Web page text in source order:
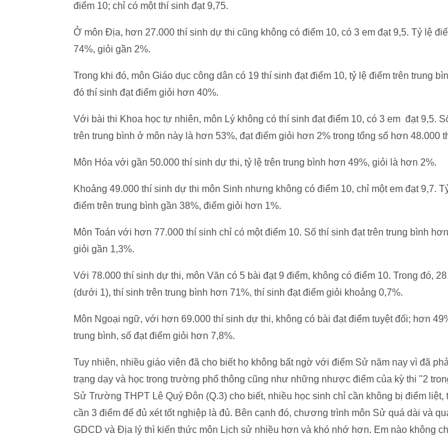
điểm 10; chỉ có một thí sinh đạt 9,75.
Ở môn Địa, hơn 27.000 thí sinh dự thi cũng không có điểm 10, có 3 em đạt 9,5. Tỷ lệ
74%, giỏi gần 2%.
Trong khi đó, môn Giáo dục công dân có 19 thí sinh đạt điểm 10, tỷ lệ điểm trên trung
đó thí sinh đạt điểm giỏi hơn 40%.
Với bài thi Khoa học tự nhiên, môn Lý không có thí sinh đạt điểm 10, có 3 em đạt 9,5.
trên trung bình ở môn này là hơn 53%, đạt điểm giỏi hơn 2% trong tổng số hơn 48.000
Môn Hóa với gần 50.000 thí sinh dự thi, tỷ lệ trên trung bình hơn 49%, giỏi là hơn 2%.
Khoảng 49.000 thí sinh dự thi môn Sinh nhưng không có điểm 10, chỉ một em đạt 9,7.
điểm trên trung bình gần 38%, điểm giỏi hơn 1%.
Môn Toán với hơn 77.000 thí sinh chỉ có một điểm 10. Số thí sinh đạt trên trung bình
giỏi gần 1,3%.
Với 78.000 thí sinh dự thi, môn Văn có 5 bài đạt 9 điểm, không có điểm 10. Trong đó,
(dưới 1), thí sinh trên trung bình hơn 71%, thí sinh đạt điểm giỏi khoảng 0,7%.
Môn Ngoại ngữ, với hơn 69.000 thí sinh dự thi, không có bài đạt điểm tuyệt đối; hơn
trung bình, số đạt điểm giỏi hơn 7,8%.
Tuy nhiên, nhiều giáo viên đã cho biết họ không bất ngờ với điểm Sử năm nay vì đã
trạng dạy và học trong trường phổ thông cũng như những nhược điểm của kỳ thi "2
Sử Trường THPT Lê Quý Đôn (Q.3) cho biết, nhiều học sinh chỉ cần không bị điểm liệt,
cần 3 điểm để đủ xét tốt nghiệp là đủ. Bên cạnh đó, chương trình môn Sử quá dài và
GDCD và Địa lý thì kiến thức môn Lịch sử nhiều hơn và khó nhớ hơn. Em nào không